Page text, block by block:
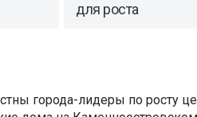
для роста
города-лидеры по росту